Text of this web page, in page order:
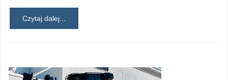
Czytaj dalej...